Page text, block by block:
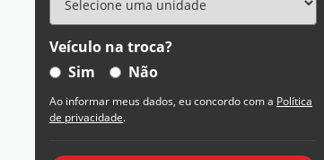
Veículo na troca?
Sim
Não
Ao informar meus dados, eu concordo com a Política
de privacidade.